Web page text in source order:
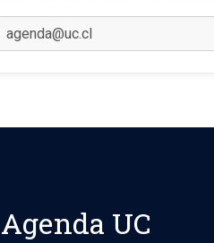
Agenda UC